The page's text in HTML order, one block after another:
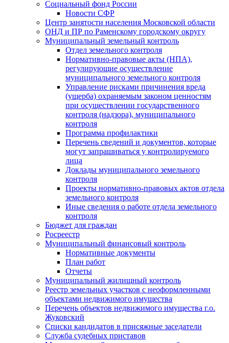
Социальный фонд России
Новости СФР
Центр занятости населения Московской области
ОНД и ПР по Раменскому городскому округу
Муниципальный земельный контроль
Отдел земельного контроля
Нормативно-правовые акты (НПА),
регулирующие осуществление
муниципального земельного контроля
Управление рисками причинения вреда
(ущерба) охраняемым законом ценностям
при осуществлении государственного
контроля (надзора), муниципального
контроля
Программа профилактики
Перечень сведений и документов, которые
могут запрашиваться у контролируемого
лица
Доклады муниципального земельного
контроля
Проекты нормативно-правовых актов отдела
земельного контроля
Иные сведения о работе отдела земельного
контроля
Бюджет для граждан
Росреестр
Муниципальный финансовый контроль
Нормативные документы
План работ
Отчеты
Муниципальный жилищный контроль
Реестр земельных участков с неоформленными
объектами недвижимого имущества
Перечень объектов недвижимого имущества г.о.
Жуковский
Списки кандидатов в присяжные заседатели
Служба судебных приставов